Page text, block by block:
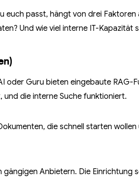
euch passt, hängt von drei Faktoren
Und wie viel interne IT-Kapazität
oder Guru bieten eingebaute RAG-
die interne Suche funktioniert.
die schnell starten
Anbietern. Die Einrichtung